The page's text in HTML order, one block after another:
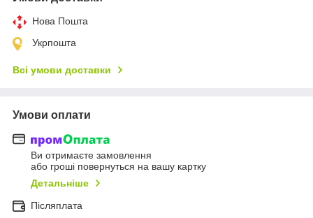
Нова Пошта
Укрпошта
Всі умови доставки
Умови оплати
Ви отримаєте замовлення
або гроші повернуться на вашу картку
Детальніше
Післяплата